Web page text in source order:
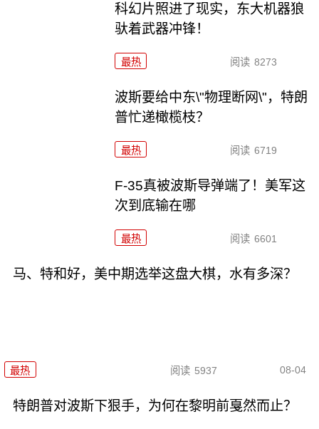
科幻片照进了现实，东大机器狼
驮着武器冲锋！
最热 阅读 8273
波斯要给中东\"物理断网\"，特朗
普忙递橄榄枝？
最热 阅读 6719
F-35真被波斯导弹端了！美军这
次到底输在哪
最热 阅读 6601
马、特和好，美中期选举这盘大棋，水有多深？
最热 阅读 5937 08-04
特朗普对波斯下狠手，为何在黎明前戛然而止？